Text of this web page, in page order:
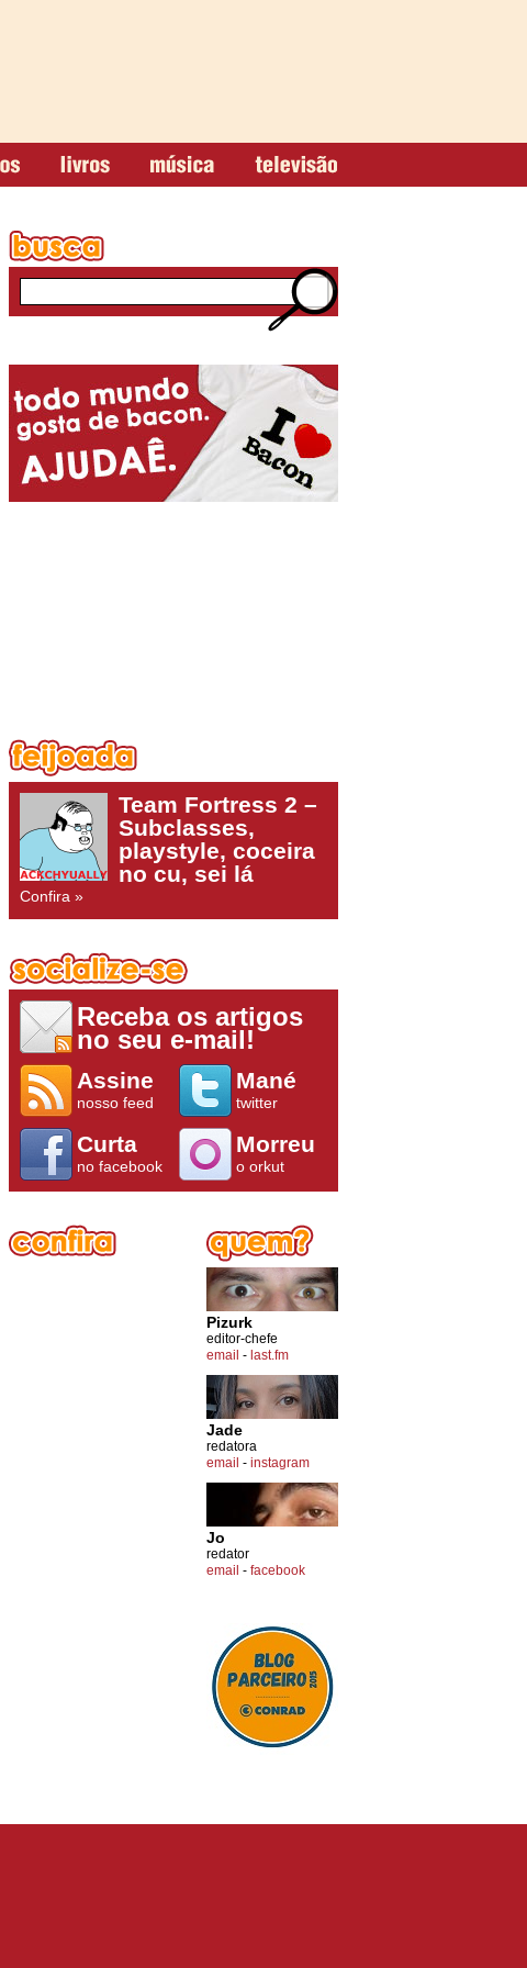
Team Fortress 2 –
Subclasses,
playstyle, coceira
no cu, sei lá
Confira »
Receba os artigos
no seu e-mail!
Assine
nosso feed
Mané
twitter
Curta
no facebook
Morreu
o orkut
Pizurk
editor-chefe
email - last.fm
Jade
redatora
email - instagram
Jo
redator
email - facebook